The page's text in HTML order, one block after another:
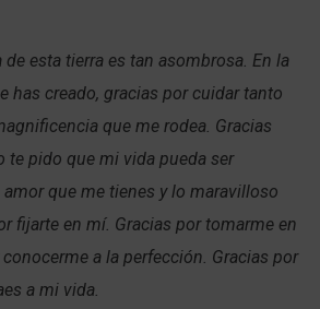
de esta tierra es tan asombrosa. En la
has creado, gracias por cuidar tanto
que me rodea. Gracias
te pido que mi vida pueda ser
que me tienes y lo maravilloso
fijarte en mí. Gracias por tomarme en
a la perfección. Gracias por
a mi vida.